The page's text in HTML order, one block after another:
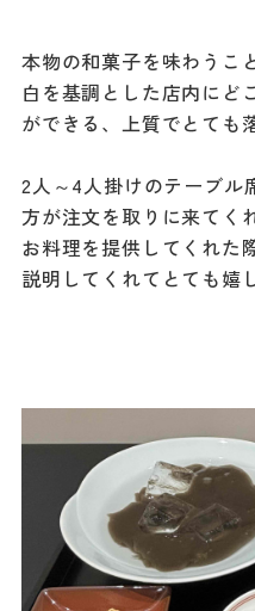
本物の和菓子を味わうこ
白を基調とした店内にど
ができる、上質でとても
2人～4人掛けのテーブル
方が注文を取りに来てく
お料理を提供してくれた
説明してくれてとても嬉